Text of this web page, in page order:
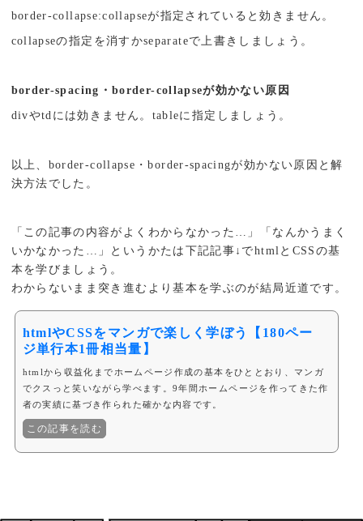
border-collapse:collapseが指定されていると効きません。
collapseの指定を消すかseparateで上書きしましょう。
border-spacing・border-collapseが効かない原因
divやtdには効きません。tableに指定しましょう。
以上、border-collapse・border-spacingが効かない原因と解
決方法でした。
「この記事の内容がよくわからなかった…」「なんかうまく
いかなかった…」というかたは下記記事↓でhtmlとCSSの基
本を学びましょう。
わからないまま突き進むより基本を学ぶのが結局近道です。
htmlやCSSをマンガで楽しく学ぼう【180ペー
ジ単行本1冊相当量】
htmlから収益化までホームページ作成の基本をひととおり、マンガ
でクスっと笑いながら学べます。9年間ホームページを作ってきた作
者の実績に基づき作られた確かな内容です。
この記事を読む